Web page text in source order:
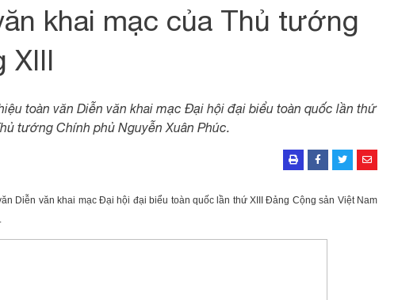
khai mạc của Thủ tướng
XIII
toàn văn Diễn văn khai mạc Đại hội đại biểu toàn quốc lần thứ
tướng Chính phủ Nguyễn Xuân Phúc.
Diễn văn khai mạc Đại hội đại biểu toàn quốc lần thứ XIII Đảng Cộng sản Việt Nam